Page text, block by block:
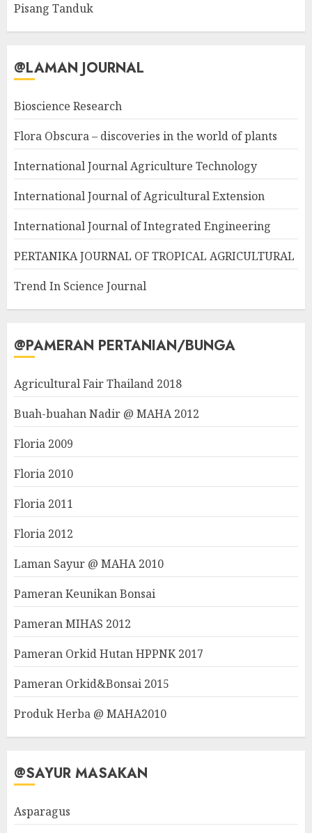
Pisang Tanduk
@LAMAN JOURNAL
Bioscience Research
Flora Obscura – discoveries in the world of plants
International Journal Agriculture Technology
International Journal of Agricultural Extension
International Journal of Integrated Engineering
PERTANIKA JOURNAL OF TROPICAL AGRICULTURAL
Trend In Science Journal
@PAMERAN PERTANIAN/BUNGA
Agricultural Fair Thailand 2018
Buah-buahan Nadir @ MAHA 2012
Floria 2009
Floria 2010
Floria 2011
Floria 2012
Laman Sayur @ MAHA 2010
Pameran Keunikan Bonsai
Pameran MIHAS 2012
Pameran Orkid Hutan HPPNK 2017
Pameran Orkid&Bonsai 2015
Produk Herba @ MAHA2010
@SAYUR MASAKAN
Asparagus